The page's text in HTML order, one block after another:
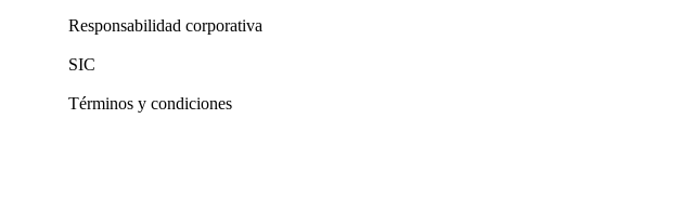
Responsabilidad corporativa
SIC
Términos y condiciones